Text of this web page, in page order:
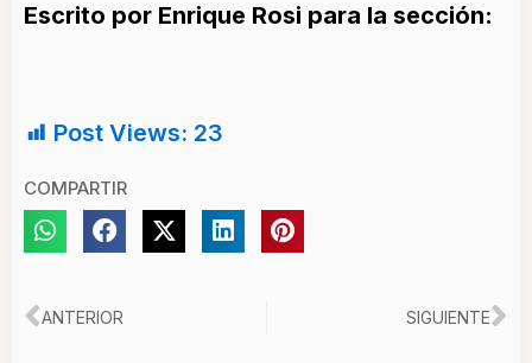
Escrito por Enrique Rosi para la sección:
Post Views: 23
COMPARTIR
Ant
ANTERIOR SIGUIENTE